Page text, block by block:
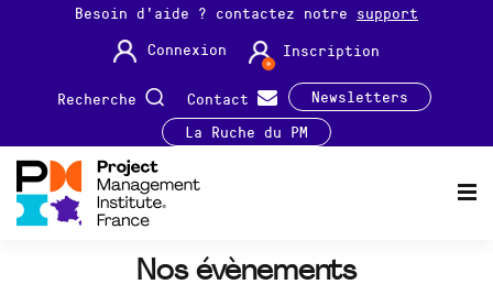
Besoin d'aide ? contactez notre support
Connexion
Inscription
Recherche Contact
Newsletters
La Ruche du PM
Nos évènements